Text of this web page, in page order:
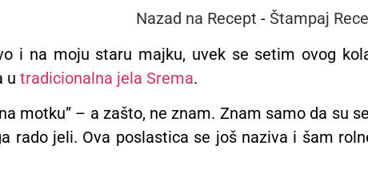
Nazad na Recept - Štampaj
i na moju staru majku, uvek se setim ovog
u tradicionalna jela Srema.
motku” – a zašto, ne znam. Znam samo da su
rado jeli. Ova poslastica se još naziva i šam